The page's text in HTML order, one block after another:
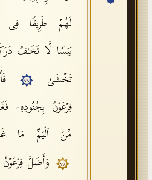
لَهُمۡ طَرِیقࣰا فِی
یَبَسࣰا لَّا تَخَـٰفُ
تَخۡشَىٰ
٧٧
فِرۡعَوۡنُ بِجُنُودِهِۦ
مِّنَ ٱلۡیَمِّ مَا
٧٨
وَأَضَلَّ فِرۡعَوۡنُ